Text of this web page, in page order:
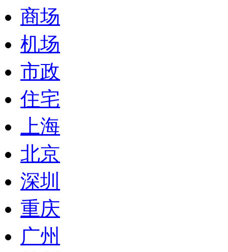
商场
机场
市政
住宅
上海
北京
深圳
重庆
广州